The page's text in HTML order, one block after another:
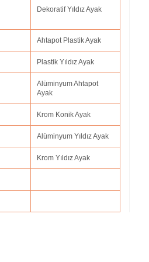
Dekoratif Yıldız Ayak
Ahtapot Plastik Ayak
Plastik Yıldız Ayak
Alüminyum Ahtapot
Ayak
Krom Konik Ayak
Alüminyum Yıldız Ayak
Krom Yıldız Ayak